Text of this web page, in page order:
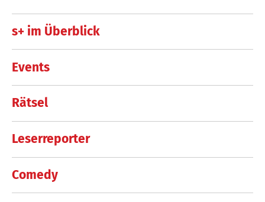
s+ im Überblick
Events
Rätsel
Leserreporter
Comedy